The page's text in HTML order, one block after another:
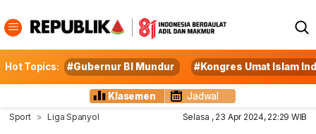
Hot Topics: #Gubernur BI Mundur #Kongres Umat Islam
Klasemen Jadwal
Sport Liga Spanyol Selasa , 23 Apr 2024, 22:29 WIB